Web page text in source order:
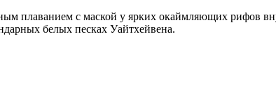
плаванием с маской у ярких окаймляющих рифов
белых песках Уайтхейвена.